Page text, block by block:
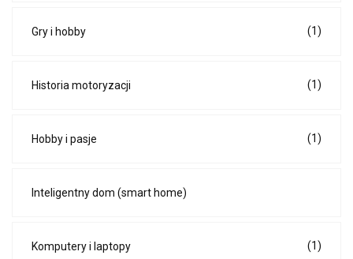
Gry i hobby (1)
Historia motoryzacji (1)
Hobby i pasje (1)
Inteligentny dom (smart home)
Komputery i laptopy (1)